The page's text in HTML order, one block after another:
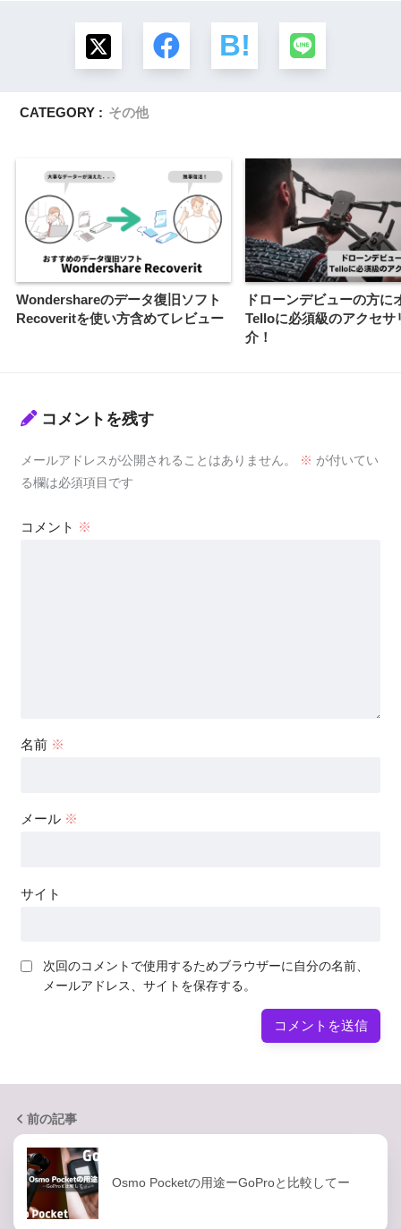
CATEGORY : その他
Wondershareのデータ復旧ソフト
Recoveritを使い方含めてレビュー
ドローンデビューの方に
Telloに必須級のアクセサ
介！
コメントを残す
メールアドレスが公開されることはありません。 ※ が付いてい
る欄は必須項目です
コメント ※
名前 ※
メール ※
サイト
次回のコメントで使用するためブラウザーに自分の名前、
メールアドレス、サイトを保存する。
前の記事
Osmo Pocketの用途ーGoProと比較してー